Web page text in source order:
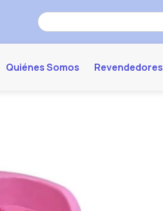
Quiénes Somos Revendedores